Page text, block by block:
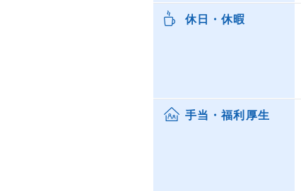
休日・休暇
手当・福利厚生